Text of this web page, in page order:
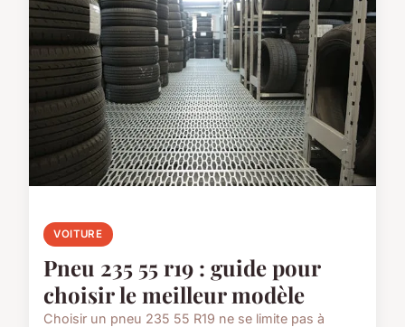
VOITURE
Pneu 235 55 r19 : guide pour
choisir le meilleur modèle
Choisir un pneu 235 55 R19 ne se limite pas à